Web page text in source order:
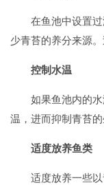
在鱼池中设置
少青苔的养分来源
控制水温
如果鱼池内的
温，进而抑制青苔的
适度放养鱼类
适度放养一些